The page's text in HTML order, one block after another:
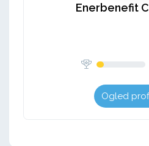
Enerbenefit
Ogled